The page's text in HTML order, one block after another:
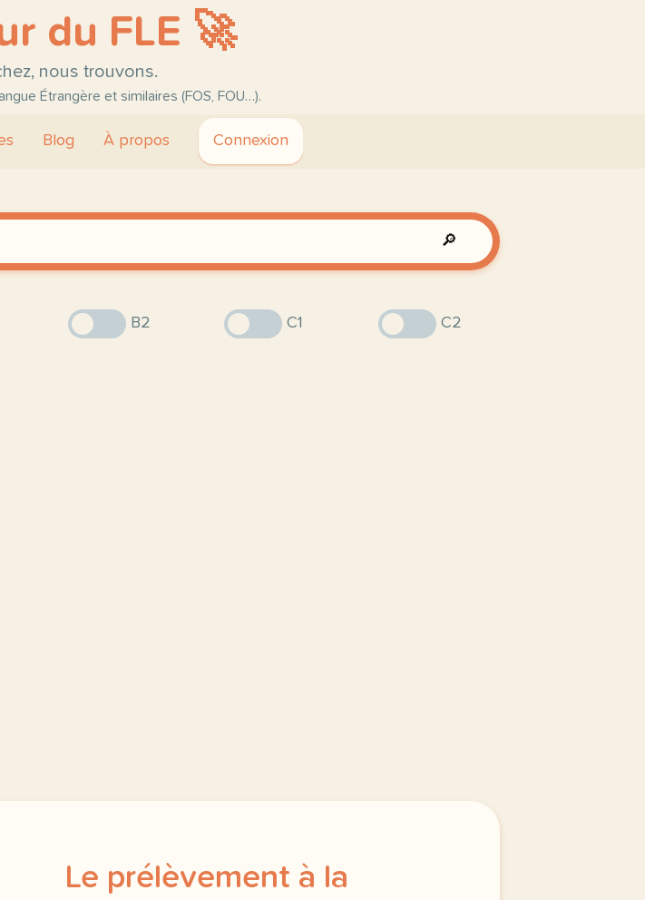
du FLE 🚀
nous trouvons.
Étrangère et similaires (FOS, FOU…).
Blog À propos Connexion
🔎
B2 C1 C2
Le prélèvement à la